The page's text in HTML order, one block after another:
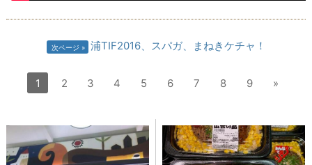
次ページ 浦TIF2016、スパガ、まねきケチャ！
1 2 3 4 5 6 7 8 9 »